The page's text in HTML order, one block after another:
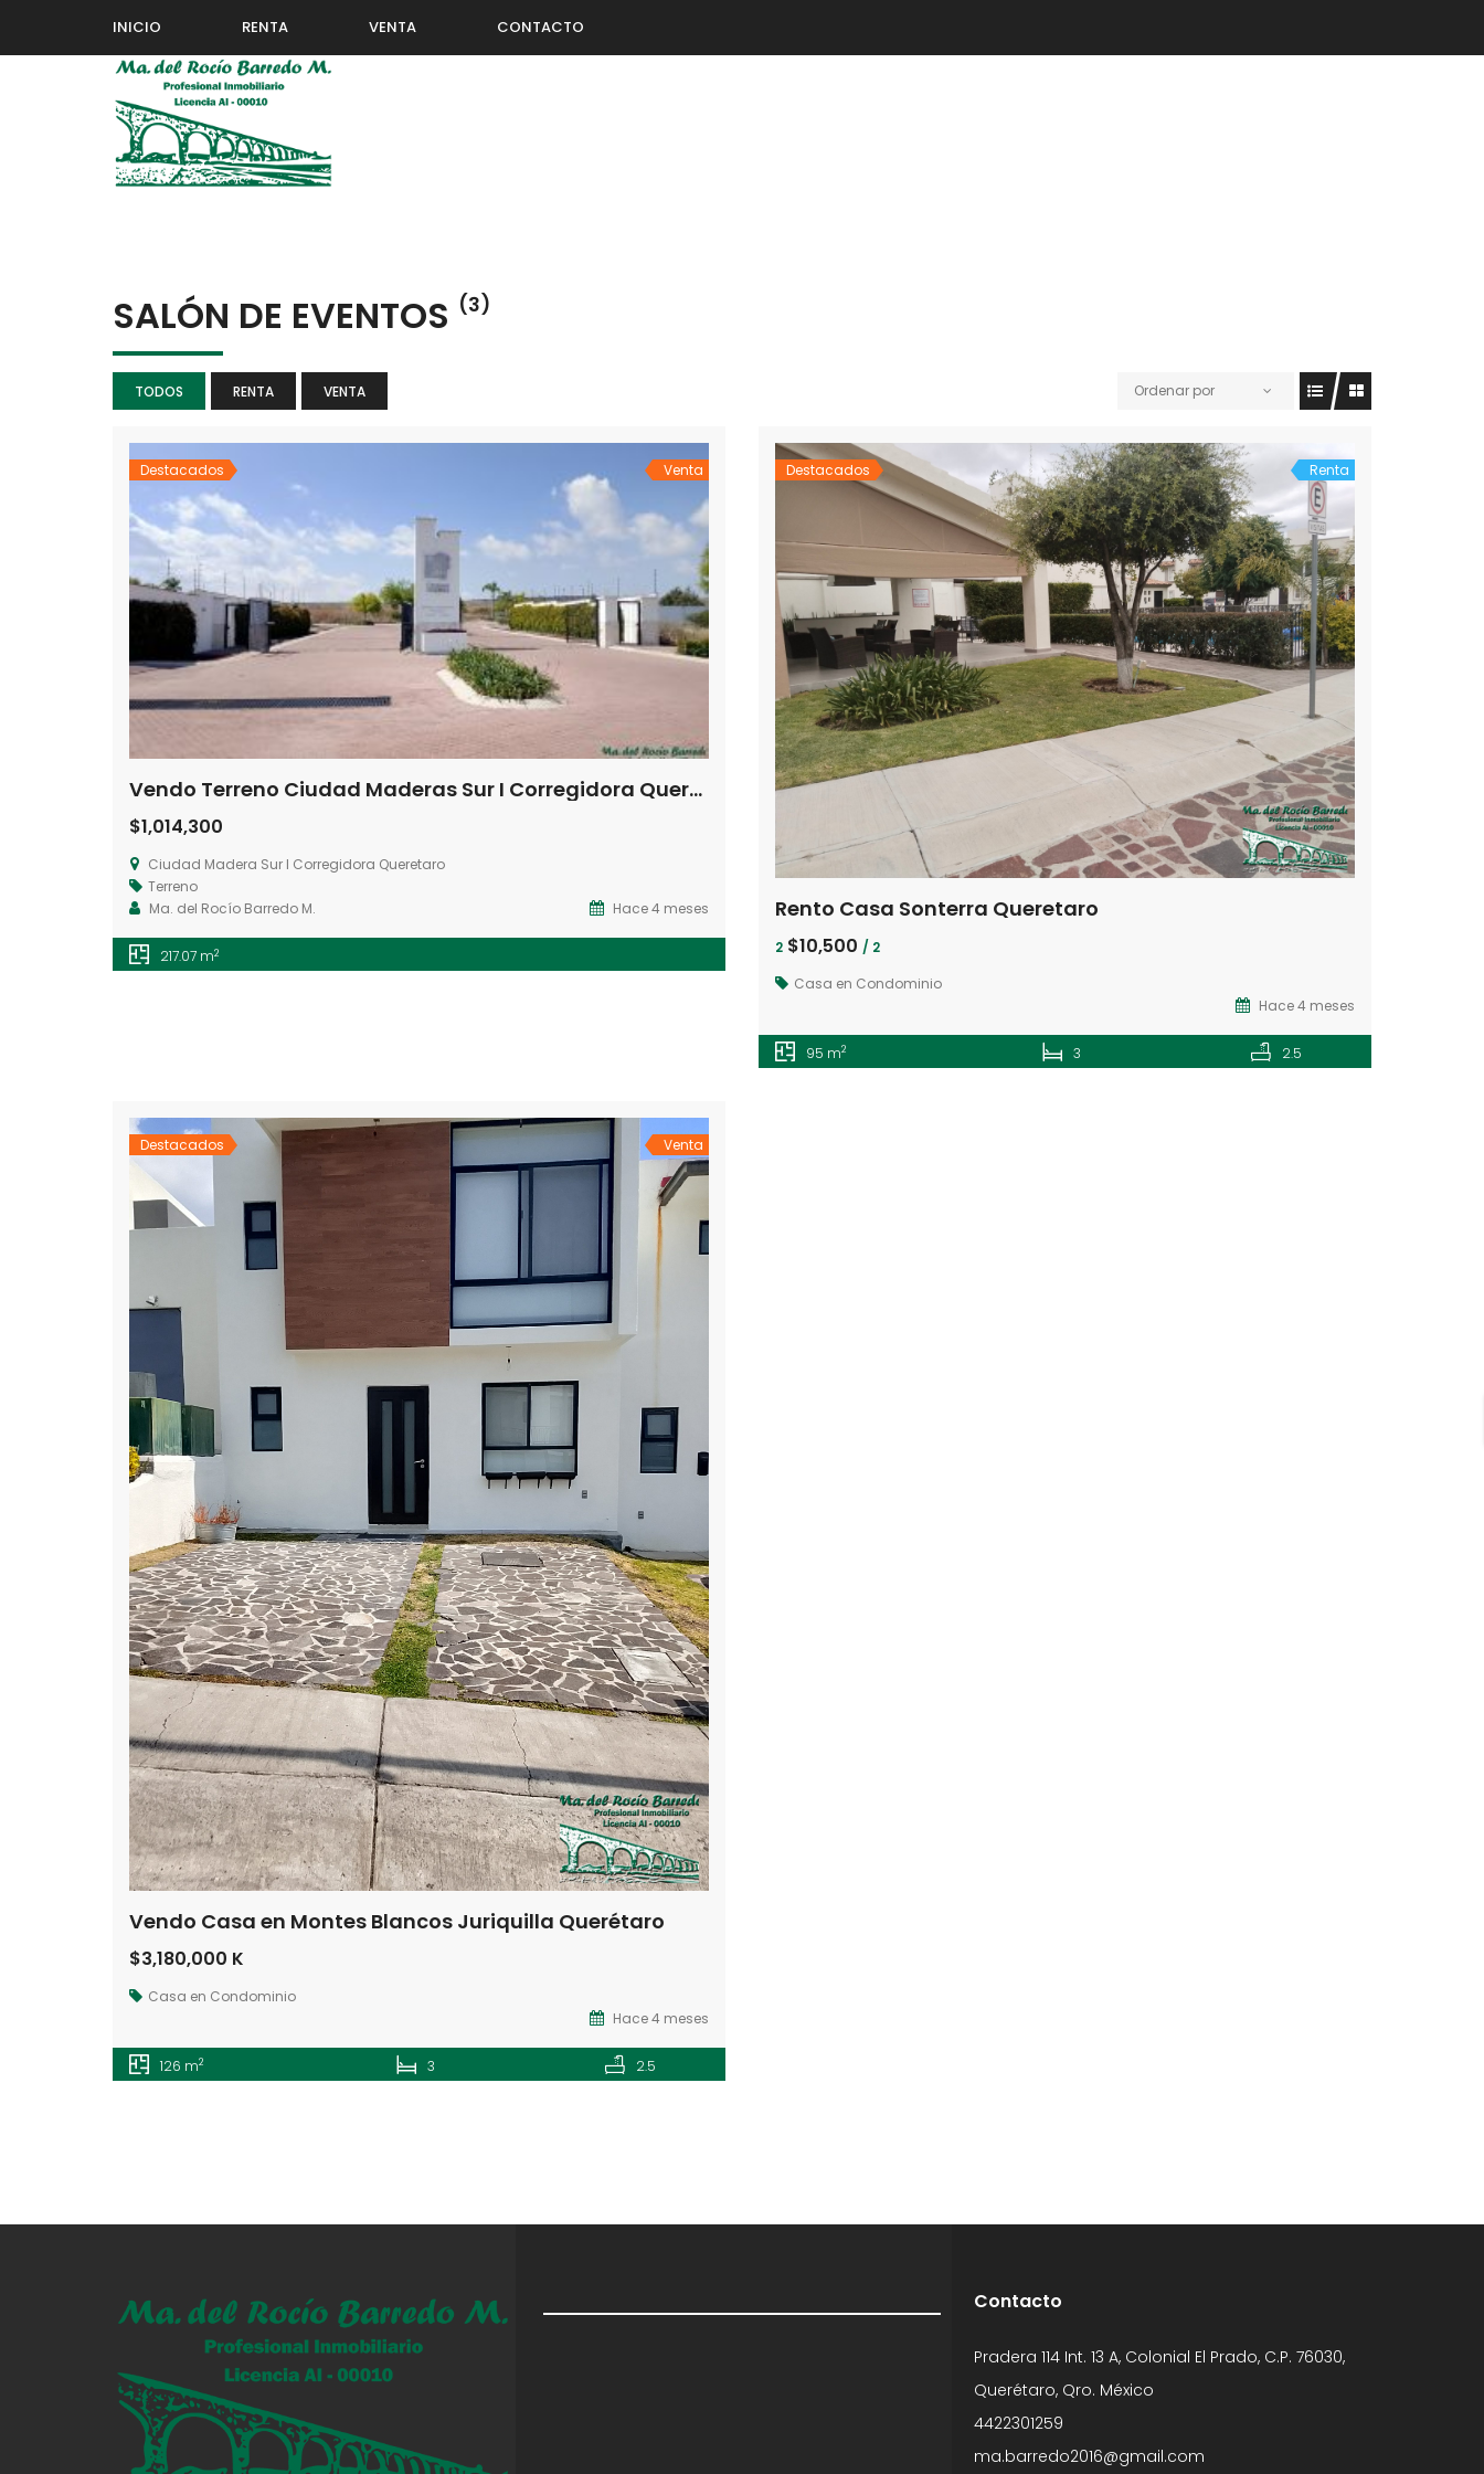
INICIO RENTA VENTA CONTACTO
SALÓN DE EVENTOS (3)
TODOS RENTA VENTA Ordenar por
Destacados Venta
Vendo Terreno Ciudad Maderas Sur I Corregidora Queretaro.Qro
$1,014,300
Ciudad Madera Sur I Corregidora Queretaro
Terreno
Ma. del Rocío Barredo M.
Hace 4 meses
217.07 m2
Destacados Renta
Rento Casa Sonterra Queretaro
2 $10,500 / 2
Casa en Condominio
Hace 4 meses
95 m2 3 2.5
Destacados Venta
Vendo Casa en Montes Blancos Juriquilla Querétaro
$3,180,000 K
Casa en Condominio
Hace 4 meses
126 m2 3 2.5
Contacto
Pradera 114 Int. 13 A, Colonial El Prado, C.P. 76030,
Querétaro, Qro. México
4422301259
ma.barredo2016@gmail.com